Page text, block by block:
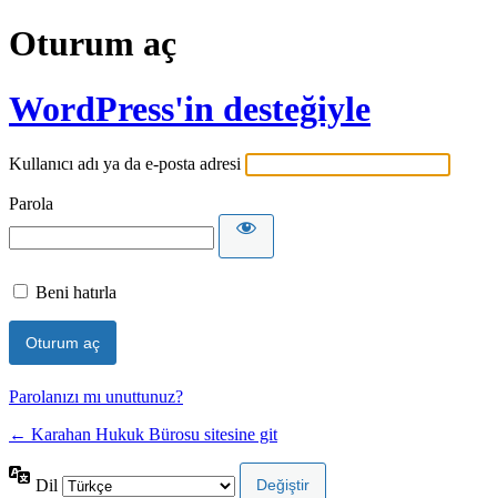
Oturum aç
WordPress'in desteğiyle
Kullanıcı adı ya da e-posta adresi
Parola
Beni hatırla
Parolanızı mı unuttunuz?
← Karahan Hukuk Bürosu sitesine git
Dil